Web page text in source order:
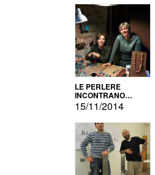
LE PERLERE
INCONTRANO
L'AUTOPRODUZIONE
15/11/2014